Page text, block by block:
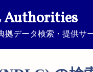
Authorities
拠データ検索・提供サ